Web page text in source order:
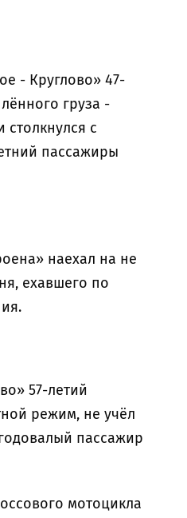
- Круглово» 47-
груза -
с
пассажиры
наехал на не
ехавшего по
57-летий
режим, не учёл
пассажир
мотоцикла